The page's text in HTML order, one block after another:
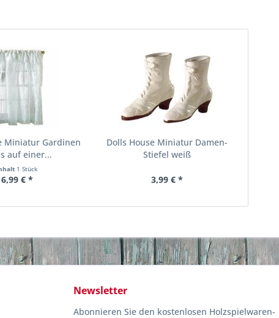
Miniatur Gardinen
auf einer...
1 Stück
6,99 € *
Dolls House Miniatur Damen-
Stiefel weiß
3,99 € *
Newsletter
Abonnieren Sie den kostenlosen Holzspielwaren-